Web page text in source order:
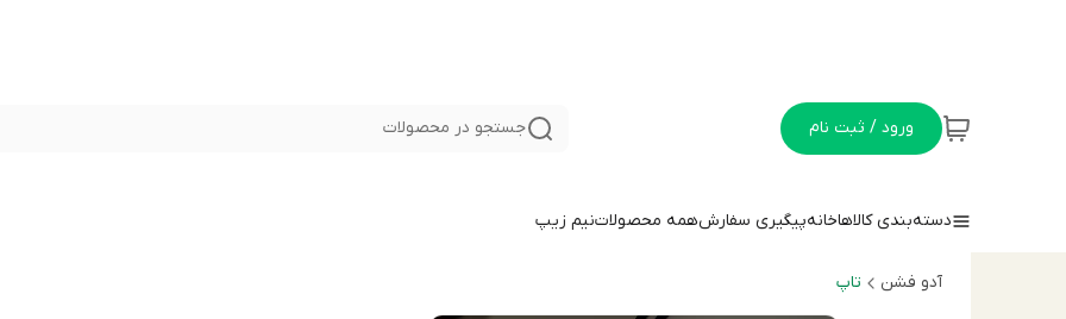
ورود / ثبت نام جستجو در محصولات
دسته‌بندی کالاهاخانهپیگیری سفارشهمه محصولاتنيم زيپ
آدو فشن تاپ